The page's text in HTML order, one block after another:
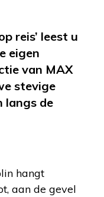
reis’ leest u
eigen
van MAX
stevige
langs de
hangt
aan de gevel